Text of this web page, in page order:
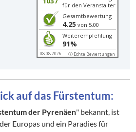
für den Veranstalter
Gesamtbewertung
4.25 von 5.00
Weiterempfehlung
91%
08.08.2026 ⓘ Echte Bewertungen
auf das Fürstentum:
der Pyrenäen" bekannt, ist
Europas und ein Paradies für